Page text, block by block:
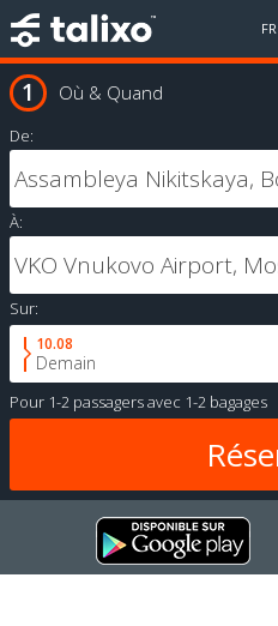
FR
Où & Quand
De:
À:
Sur:
10.08
Demain
Pour 1-2 passagersavec 1-2 bagages